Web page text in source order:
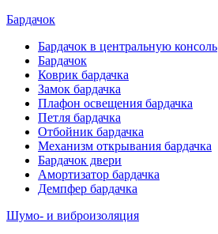
Бардачок
Бардачок в центральную консоль
Бардачок
Коврик бардачка
Замок бардачка
Плафон освещения бардачка
Петля бардачка
Отбойник бардачка
Механизм открывания бардачка
Бардачок двери
Амортизатор бардачка
Демпфер бардачка
Шумо- и виброизоляция